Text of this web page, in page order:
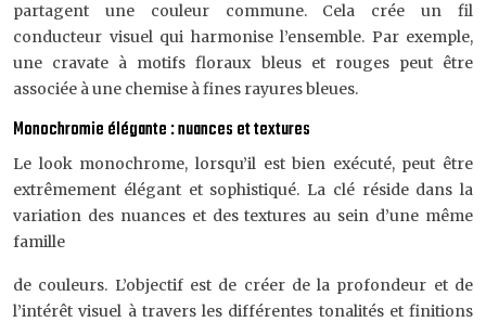
partagent une couleur commune. Cela crée un fil
conducteur visuel qui harmonise l’ensemble. Par exemple,
une cravate à motifs floraux bleus et rouges peut être
associée à une chemise à fines rayures bleues.
Monochromie élégante : nuances et textures
Le look monochrome, lorsqu’il est bien exécuté, peut être
extrêmement élégant et sophistiqué. La clé réside dans la
variation des nuances et des textures au sein d’une même
famille
de couleurs. L’objectif est de créer de la profondeur et de
l’intérêt visuel à travers les différentes tonalités et finitions